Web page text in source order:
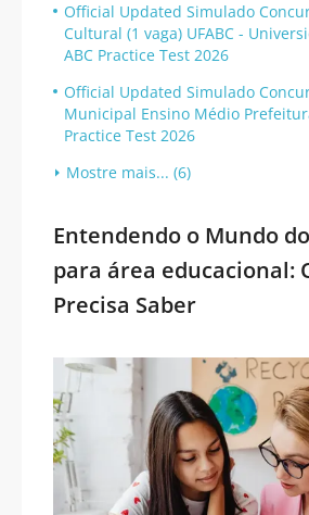
Official Updated Simulado
Cultural (1 vaga) UFABC -
ABC Practice Test 2026
Official Updated Simulado
Municipal Ensino Médio
Practice Test 2026
Mostre mais... (6)
Entendendo o Mundo
para área educacional:
Precisa Saber